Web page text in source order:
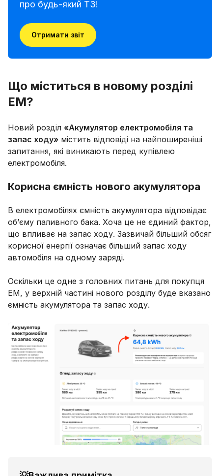
про будь-який ТЗ!
Отримати звіт
Що міститься в новому розділі
ЕМ?
Новий розділ «Акумулятор електромобіля та
запас ходу» містить відповіді на найпоширеніші
запитання, які виникають перед купівлею
електромобіля.
Корисна ємність нового акумулятора
В електромобілях ємність акумулятора відповідає
об’єму паливного бака. Хоча це не єдиний фактор,
що впливає на запас ходу. Зазвичай більший обсяг
корисної енергії означає більший запас ходу
автомобіля на одному заряді.
Оскільки це одне з головних питань для покупця
ЕМ, у верхній частині нового розділу буде вказано
ємність акумулятора та запас ходу.